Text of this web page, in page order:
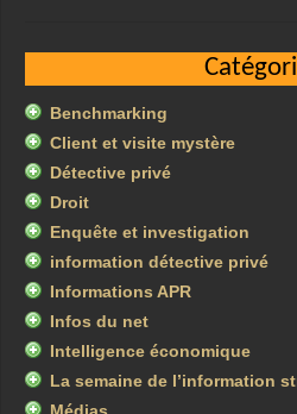
Benchmarking
Client et visite mystère
Détective privé
Droit
Enquête et investigation
information détective privé
Informations APR
Infos du net
Intelligence économique
La semaine de l’information